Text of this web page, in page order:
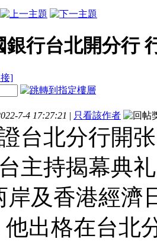
銀行台北開分行
]
7-4 17:27:21 | 只看該作者
台北分行開
主持揭幕典
岸及香港經濟
他出格在台北